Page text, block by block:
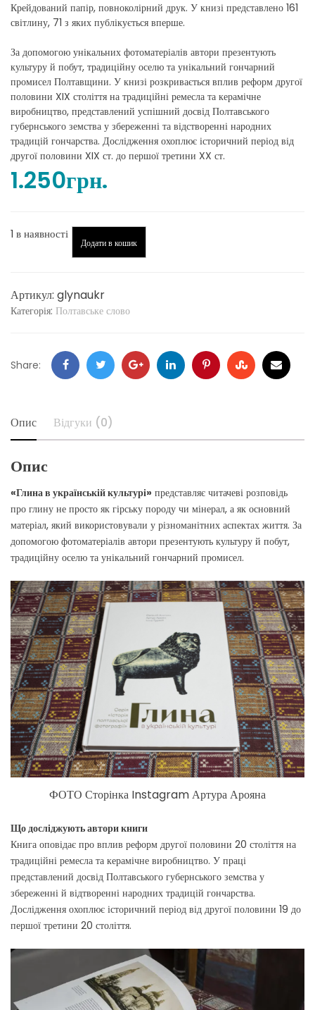
Крейдований папір, повноколірний друк. У книзі представлено 161
світлину, 71 з яких публікується вперше.
За допомогою унікальних фотоматеріалів автори презентують
культуру й побут, традиційну оселю та унікальний гончарний
промисел Полтавщини. У книзі розкривається вплив реформ другої
половини XIX століття на традиційні ремесла та керамічне
виробництво, представлений успішний досвід Полтавського
губернського земства у збереженні та відстворенні народних
традицій гончарства. Дослідження охоплює історичний період від
другої половини XIX ст. до першої третини XX ст.
1.250грн.
1 в наявності
кількість
Додати в кошик
Артикул: glynaukr
Категорія: Полтавське слово
Share: FacebookTwitter GoogleLinkedInPinterestStumbleupon
Email
Опис Відгуки (0)
Опис
«Глина в українській культурі» представляє читачеві розповідь
про глину не просто як гірську породу чи мінерал, а як основний
матеріал, який використовували у різноманітних аспектах життя. За
допомогою фотоматеріалів автори презентують культуру й побут,
традиційну оселю та унікальний гончарний промисел.
ФОТО Сторінка Instagram Артура Арояна
Що досліджують автори книги
Книга оповідає про вплив реформ другої половини 20 століття на
традиційні ремесла та керамічне виробництво. У праці
представлений досвід Полтавського губернського земства у
збереженні й відтворенні народних традицій гончарства.
Дослідження охоплює історичний період від другої половини 19 до
першої третини 20 століття.